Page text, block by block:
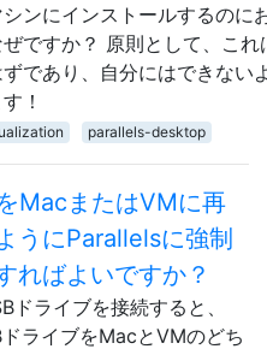
ンにインストールするのに
ですか？ 原則として、これ
であり、自分にはできない
！
parallels-desktop
MacまたはVMに再
うにParallelsに強制
ればよいですか？
ドライブを接続すると、
ライブをMacとVMのどち